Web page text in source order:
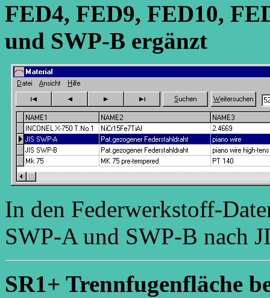
FED4, FED9, FED10,
und SWP-B ergänzt
In den Federwerkstoff-
SWP-A und SWP-B nach
SR1+ Trennfugenfläche